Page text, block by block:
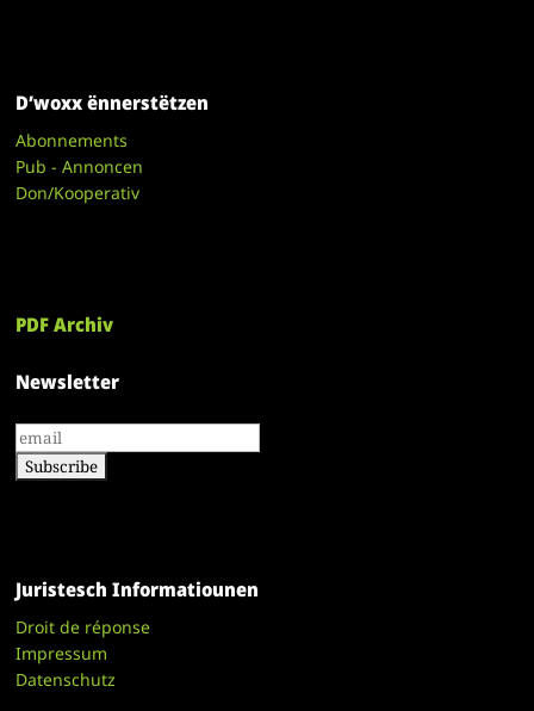
D’woxx ënnerstëtzen
Abonnements
Pub - Annoncen
Don/Kooperativ
PDF Archiv
Newsletter
Juristesch Informatiounen
Droit de réponse
Impressum
Datenschutz